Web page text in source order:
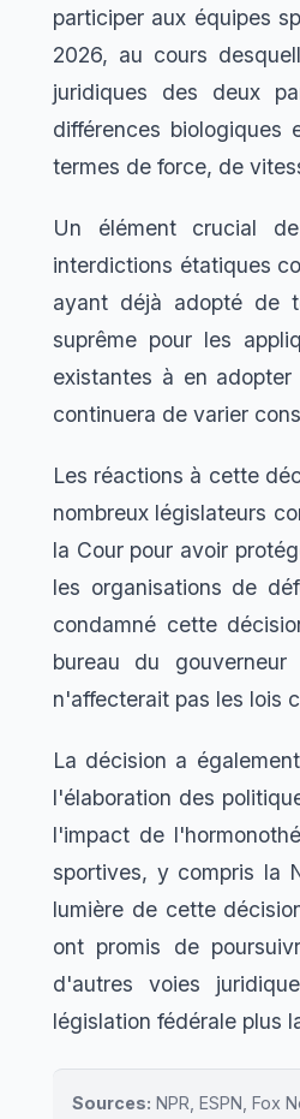
participer aux équipes
2026, au cours
juridiques des deux
différences biologiques
termes de force, de
Un élément crucial
interdictions étatiques
ayant déjà adopté de
suprême pour les
existantes à en
continuera de varier
Les réactions à cette
nombreux législateurs
la Cour pour avoir
les organisations de
condamné cette
bureau du
n'affecterait pas les lois
La décision a
l'élaboration des
l'impact de
sportives, y compris la
lumière de cette
ont promis de
d'autres voies
législation fédérale plus
Sources: NPR, ESPN, Fox